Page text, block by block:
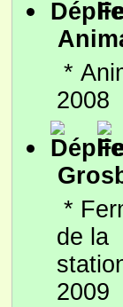
*
2008
*
de la
2009